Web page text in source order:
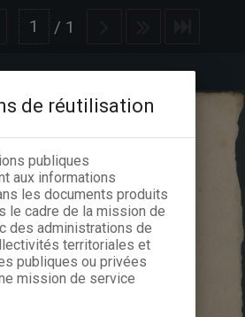
/ 1
de réutilisation
publiques
aux informations
les documents produits
le cadre de la mission de
des administrations de
territoriales et
publiques ou privées
mission de service